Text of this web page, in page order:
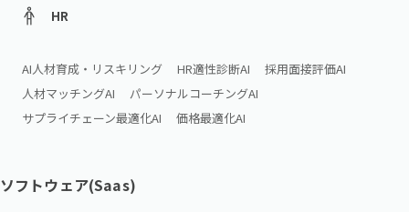
HR
AI人材育成・リスキリング HR適性診断AI
採用面接評価AI
人材マッチングAI
パーソナルコーチングAI
サプライチェーン最適化AI
価格最適化AI
ソフトウェア(Saas)